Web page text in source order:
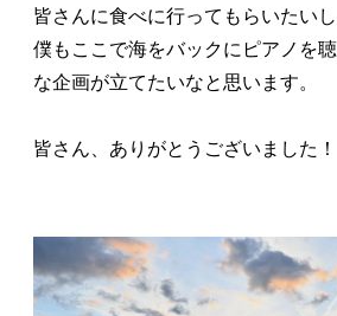
皆さんに食べに行ってもらいたいし
僕もここで海をバックにピアノを
な企画が立てたいなと思います。
皆さん、ありがとうございました！